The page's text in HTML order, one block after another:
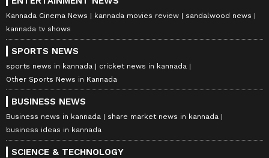
Kannada Cinema News kannada movies review
sandalwood news
kannada tv shows
SPORTS NEWS
sports news in kannada
cricket news in kannada
Other Sports News in Kannada
BUSINESS NEWS
Business news in kannada
share market news in kannada
business ideas in kannada
SCIENCE & TECHNOLOGY